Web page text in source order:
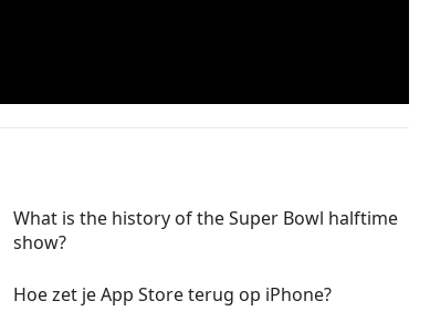
What is the history of the Super Bowl halftime
show?
Hoe zet je App Store terug op iPhone?